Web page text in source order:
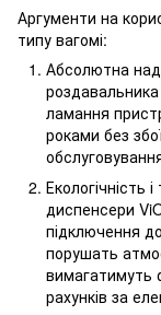
Аргументи на
типу вагомі:
Абсолютна
ламання
роками без
диспенсери
підключення
порушать
вимагатимуть
рахунків за